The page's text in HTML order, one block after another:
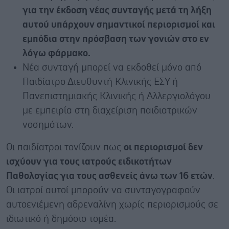
για την έκδοση νέας συνταγής μετά τη λήξη
αυτού υπάρχουν σημαντικοί περιορισμοί και
εμπόδια στην πρόσβαση των γονιών στο εν
λόγω φάρμακο.
Nέα συνταγή μπορεί να εκδοθεί μόνο από
Παιδίατρο Διευθυντή Κλινικής ΕΣΥ ή
Πανεπιστημιακής Κλινικής ή Αλλεργιολόγου
με εμπειρία στη διαχείριση παιδιατρικών
νοσημάτων.
Οι παιδίατροι τονίζουν πως οι περιορισμοί δεν
ισχύουν για τους ιατρούς ειδικοτήτων
Παθολογίας για τους ασθενείς άνω των 16 ετών.
Οι ιατροί αυτοί μπορούν να συνταγογραφούν
αυτοενιέμενη αδρεναλίνη χωρίς περιορισμούς σε
ιδιωτικό ή δημόσιο τομέα.